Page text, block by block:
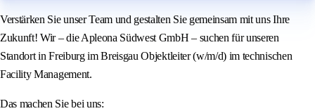
Verstärken Sie unser Team und gestalten Sie gemeinsam mit uns Ihre
Zukunft! Wir – die Apleona Südwest GmbH – suchen für unseren
Standort in Freiburg im Breisgau Objektleiter (w/m/d) im technischen
Facility Management.
Das machen Sie bei uns: